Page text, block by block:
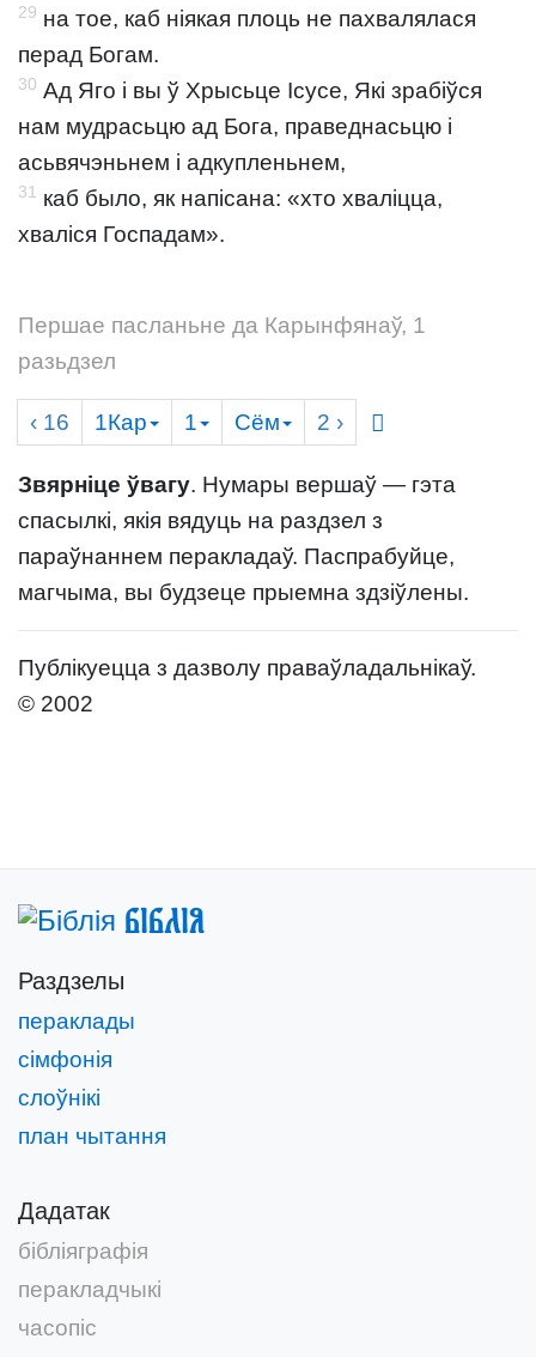
29 на тое, каб ніякая плоць не пахвалялася
перад Богам.
30 Ад Яго і вы ў Хрысьце Ісусе, Які зрабіўся
нам мудрасьцю ад Бога, праведнасьцю і
асьвячэньнем і адкупленьнем,
31 каб было, як напісана: «хто хваліцца,
хваліся Госпадам».
Першае пасланьне да Карынфянаў, 1
разьдзел
‹ 16 1Кар 1 Сём 2 ›
Звярніце ўвагу. Нумары вершаў — гэта
спасылкі, якія вядуць на раздзел з
параўнаннем перакладаў. Паспрабуйце,
магчыма, вы будзеце прыемна здзіўлены.
Публікуецца з дазволу праваўладальнікаў.
© 2002
Біблія
Раздзелы
пераклады
сімфонія
слоўнікі
план чытання
Дадатак
бібліяграфія
перакладчыкі
часопіс